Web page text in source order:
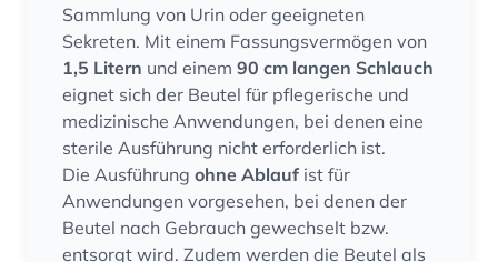
Sammlung von Urin oder geeigneten
Sekreten. Mit einem Fassungsvermögen von
1,5 Litern und einem 90 cm langen Schlauch
eignet sich der Beutel für pflegerische und
medizinische Anwendungen, bei denen eine
sterile Ausführung nicht erforderlich ist.
Die Ausführung ohne Ablauf ist für
Anwendungen vorgesehen, bei denen der
Beutel nach Gebrauch gewechselt bzw.
entsorgt wird. Zudem werden die Beutel als